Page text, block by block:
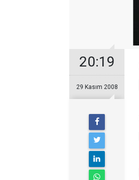
20:19
29 Kasım 2008